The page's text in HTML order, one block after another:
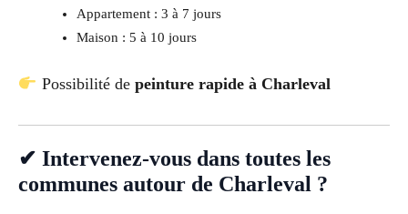
Appartement : 3 à 7 jours
Maison : 5 à 10 jours
Possibilité de peinture rapide à Charleval
✔ Intervenez-vous dans toutes les
communes autour de Charleval ?